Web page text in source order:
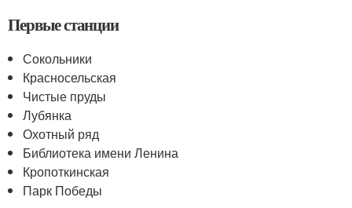
Первые станции
Сокольники
Красносельская
Чистые пруды
Лубянка
Охотный ряд
Библиотека имени Ленина
Кропоткинская
Парк Победы